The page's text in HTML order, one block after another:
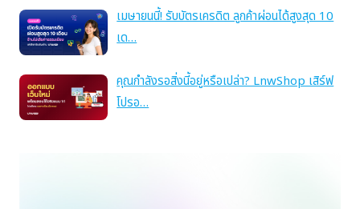
เมษายนนี้! รับบัตรเครดิต ลูกค้าผ่อนได้สูงสุด 10
เด…
คุณกำลังรอสิ่งนี้อยู่หรือเปล่า? LnwShop เสิร์ฟ
โปรอ…